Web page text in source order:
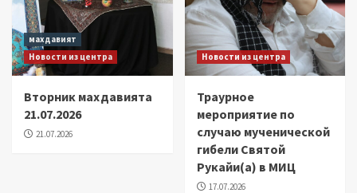
махдавият
Новости из центра
Вторник махдавията
21.07.2026
21.07.2026
Новости из центра
Траурное
мероприятие по
случаю мученической
гибели Святой
Рукайи(а) в МИЦ
17.07.2026